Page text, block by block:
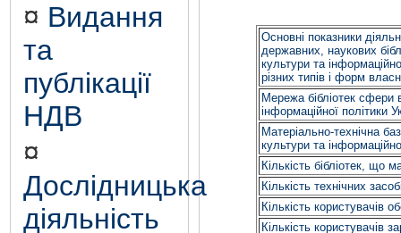
¤ Видання
та
публікації
НДВ
¤
Дослідницька
діяльність
Основні показники
державних, наукових
культури та
різних типів і форм
Мережа бібліотек сфери
інформаційної політики
Матеріально-технічна
культури та
Кількість бібліотек, що
Кількість технічних
Кількість
Кількість